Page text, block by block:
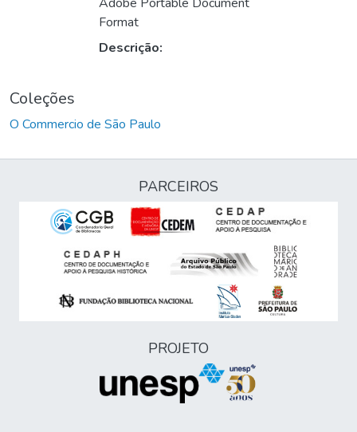
Format
Descrição:
Coleções
O Commercio de São Paulo
PARCEIROS
PROJETO